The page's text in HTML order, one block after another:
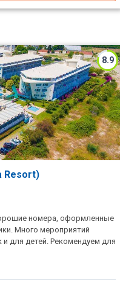
8.9
Resort)
номера, оформленные
Много мероприятий
для детей. Рекомендуем для